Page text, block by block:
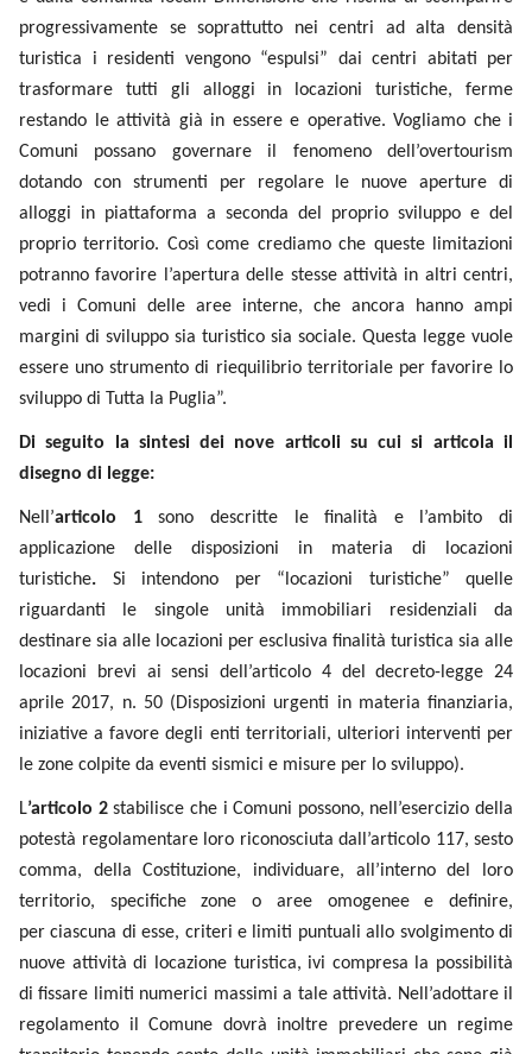
locazioni turistiche, ferme restando le attività già in essere e
operative. Vogliamo che i Comuni possano governare il
fenomeno dell’overtourism dotando con strumenti per
regolare le nuove aperture di alloggi in piattaforma a
seconda del proprio sviluppo e del proprio territorio. Così
come crediamo che queste limitazioni potranno favorire
l’apertura delle stesse attività in altri centri, vedi i Comuni
delle aree interne, che ancora hanno ampi margini di
sviluppo sia turistico sia sociale. Questa legge vuole essere
uno strumento di riequilibrio territoriale per favorire lo
sviluppo di Tutta la Puglia”.
Di seguito la sintesi dei nove articoli su cui si articola il
Nell’
articolo 1
sono descritte le finalità e l’ambito di
applicazione delle disposizioni in materia di locazioni
turistiche
Si intendono per “locazioni turistiche” quelle
riguardanti le singole unità immobiliari residenziali da
destinare sia alle locazioni per esclusiva finalità turistica sia
alle locazioni brevi ai sensi dell’articolo 4 del decreto-legge
24 aprile 2017, n. 50 (Disposizioni urgenti in materia
finanziaria, iniziative a favore degli enti territoriali, ulteriori
interventi per le zone colpite da eventi sismici e misure per
L’articolo 2 stabilisce che i Comuni possono, nell’esercizio
della potestà regolamentare loro riconosciuta dall’articolo
del loro territorio, specifiche zone o aree omogenee e
definire, per ciascuna di esse, criteri e limiti puntuali allo
svolgimento di nuove attività di locazione turistica, ivi
compresa la possibilità di fissare limiti numerici massimi a
tale attività. Nell’adottare il regolamento il Comune
dovrà inoltre prevedere un regime transitorio tenendo conto
delle unità immobiliari che sono già utilizzate, in conformità
alla normativa vigente, a locazioni turistiche.